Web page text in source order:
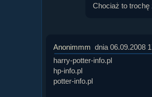
Chociaż to trochę
Anonimmm dnia 06.09.2008
harry-potter-info.pl
hp-info.pl
potter-info.pl